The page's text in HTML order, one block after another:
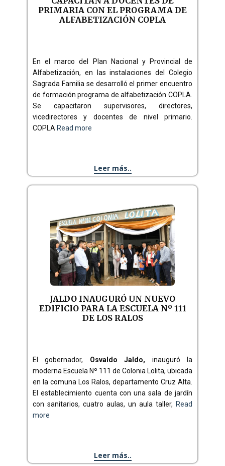
PRIMARIA CON EL PROGRAMA DE
ALFABETIZACIÓN COPLA
En el marco del Plan Nacional y Provincial de
Alfabetización, en las instalaciones del Colegio
Sagrada Familia se desarrolló el primer encuentro
de formación programa de alfabetización COPLA.
Se capacitaron supervisores, directores,
vicedirectores y docentes de nivel primario.
COPLA Read more
Leer más..
JALDO INAUGURÓ UN NUEVO
EDIFICIO PARA LA ESCUELA Nº 111
DE LOS RALOS
El gobernador, Osvaldo Jaldo, inauguró la
moderna Escuela Nº 111 de Colonia Lolita, ubicada
en la comuna Los Ralos, departamento Cruz Alta.
El establecimiento cuenta con una sala de jardín
con sanitarios, cuatro aulas, un aula taller, Read
more
Leer más..